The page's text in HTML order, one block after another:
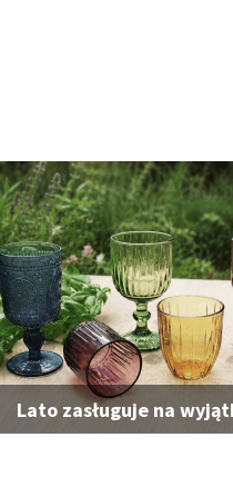
Lato zasługuje na